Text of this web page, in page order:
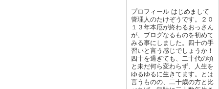
プロフィール はじめまして
管理人のたけぞうです。２０
１３年本厄が終わるおっさん
が、ブログなるものを初めて
みる事にしました。四十の手
習いと言う感じでしょうか！
四十を過ぎても、二十代の頃
と未だ何ら変わらず、人生を
ゆるゆるに生きてます。とは
言うものの、二十歳の方と比